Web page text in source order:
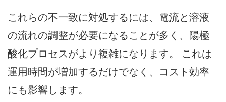
これらの不一致に対処するには、電流と溶液
の流れの調整が必要になることが多く、陽極
酸化プロセスがより複雑になります。 これは
運用時間が増加するだけでなく、コスト効率
にも影響します。